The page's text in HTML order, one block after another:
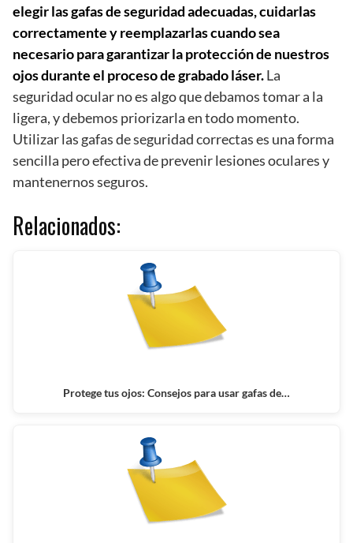
elegir las gafas de seguridad adecuadas, cuidarlas
correctamente y reemplazarlas cuando sea
necesario para garantizar la protección de nuestros
ojos durante el proceso de grabado láser.La
seguridad ocular no es algo que debamos tomar a la
ligera, y debemos priorizarla en todo momento.
Utilizar las gafas de seguridad correctas es una forma
sencilla pero efectiva de prevenir lesiones oculares y
mantenernos seguros.
Relacionados:
Protege tus ojos: Consejos para usar gafas de…